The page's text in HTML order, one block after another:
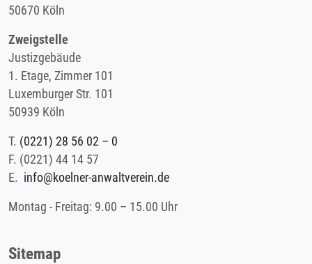
50670 Köln
Zweigstelle
Justizgebäude
1. Etage, Zimmer 101
Luxemburger Str. 101
50939 Köln
T. (0221) 28 56 02 – 0
F. (0221) 44 14 57
E. info@koelner-anwaltverein.de
Montag - Freitag: 9.00 – 15.00 Uhr
Sitemap